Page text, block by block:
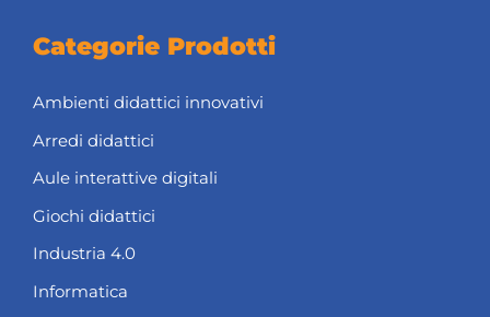
Categorie Prodotti
Ambienti didattici innovativi
Arredi didattici
Aule interattive digitali
Giochi didattici
Industria 4.0
Informatica